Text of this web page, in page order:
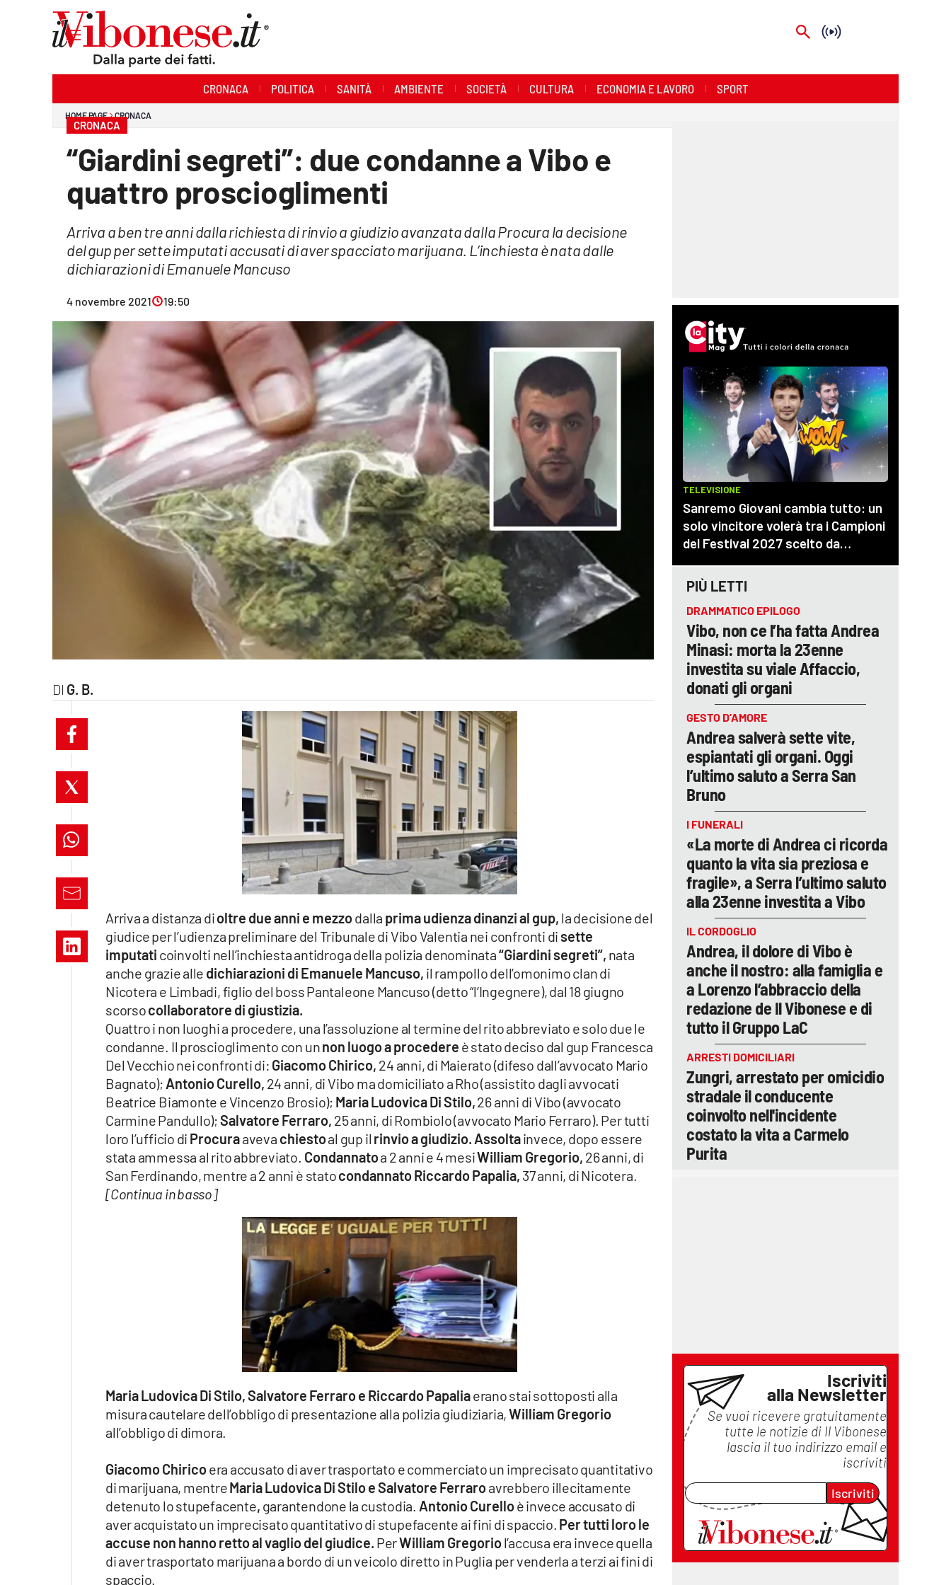
Economia e Lavoro
lacitymag.it
cosenzachannel.it
catanzarochannel.it
lacapitalenews.it
Vai
CRONACA POLITICA SANITÀ AMBIENTE SOCIETÀ CULTURA ECONOMIA E LAVORO SPORT
HOME PAGE CRONACA
CRONACA
“Giardini segreti”: due condanne a Vibo e
quattro proscioglimenti
Arriva a ben tre anni dalla richiesta di rinvio a giudizio avanzata dalla Procura la decisione
del gup per sette imputati accusati di aver spacciato marijuana. L’inchiesta è nata dalle
dichiarazioni di Emanuele Mancuso
4 novembre 2021 19:50
G. B.
Arriva a distanza dioltre due anni e mezzodalla prima udienza dinanzi al gup, la decisione del
giudice per l’udienza preliminare del Tribunale di Vibo Valentia nei confronti di sette
imputati coinvolti nell’inchiesta antidroga della polizia denominata“Giardini segreti”, nata
anche grazie alle dichiarazioni di Emanuele Mancuso, il rampollo dell’omonimo clan di
Nicotera e Limbadi, figlio del boss Pantaleone Mancuso (detto “l’Ingegnere), dal 18 giugno
scorsocollaboratore di giustizia.
Quattro i non luoghi a procedere, una l’assoluzione al termine del rito abbreviato e solo due le
condanne. Il proscioglimento con unnon luogo a procedere è stato deciso dal gup Francesca
Del Vecchio nei confronti di: Giacomo Chirico, 24 anni, di Maierato (difeso dall’avvocato Mario
Bagnato); Antonio Curello, 24 anni, di Vibo ma domiciliato a Rho (assistito dagli avvocati
Beatrice Biamonte e Vincenzo Brosio); Maria Ludovica Di Stilo,26 anni di Vibo (avvocato
Carmine Pandullo);Salvatore Ferraro, 25 anni, di Rombiolo (avvocato Mario Ferraro). Per tutti
loro l’ufficio di Procuraaveva chiestoal gup il rinvio a giudizio. Assoltainvece, dopo essere
stata ammessa al rito abbreviato. Condannatoa 2 anni e 4 mesiWilliam Gregorio, 26 anni, di
San Ferdinando, mentre a 2 anni è statocondannato Riccardo Papalia, 37 anni, di Nicotera.
[Continua in basso]
Maria Ludovica Di Stilo, Salvatore Ferraro e Riccardo Papaliaerano stai sottoposti alla
misura cautelare dell’obbligo di presentazione alla polizia giudiziaria,William Gregorio
all’obbligo di dimora.
Giacomo Chiricoera accusato di aver trasportato e commerciato un imprecisato quantitativo
di marijuana, mentreMaria LudovicaDi Stilo e Salvatore Ferraroavrebbero illecitamente
detenuto lo stupefacente, garantendone la custodia. Antonio Curelloè invece accusato di
aver acquistato un imprecisato quantitativo di stupefacente ai fini di spaccio. Per tutti loro le
accuse non hanno retto al vaglio del giudice. PerWilliam Gregoriol’accusa era invece quella
di aver trasportato marijuana a bordo di un veicolo diretto in Puglia per venderla a terzi ai fini di
spaccio.
PIÙ LETTI
DRAMMATICO EPILOGO
Vibo, non ce l’ha fatta Andrea
Minasi: morta la 23enne
investita su viale Affaccio,
donati gli organi
GESTO D’AMORE
Andrea salverà sette vite,
espiantati gli organi. Oggi
l’ultimo saluto a Serra San
Bruno
I FUNERALI
«La morte di Andrea ci ricorda
quanto la vita sia preziosa e
fragile», a Serra l’ultimo saluto
alla 23enne investita a Vibo
IL CORDOGLIO
Andrea, il dolore di Vibo è
anche il nostro: alla famiglia e
a Lorenzo l’abbraccio della
redazione de Il Vibonese e di
tutto il Gruppo LaC
ARRESTI DOMICILIARI
Zungri, arrestato per omicidio
stradale il conducente
coinvolto nell'incidente
costato la vita a Carmelo
Purita
Iscriviti
alla Newsletter
Se vuoi ricevere gratuitamente
tutte le notizie di Il Vibonese
lascia il tuo indirizzo email e
iscriviti
Iscriviti